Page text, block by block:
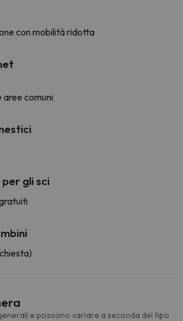
con mobilità ridotta
comuni
gli sci
e possono variare a seconda del tipo